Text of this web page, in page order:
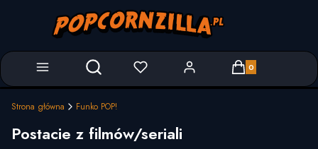
Otwórz wyszukiwarkę Produkty w
Strona główna Funko POP!
Postacie z filmów/seriali